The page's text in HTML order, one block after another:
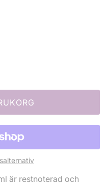
är restnoterad och